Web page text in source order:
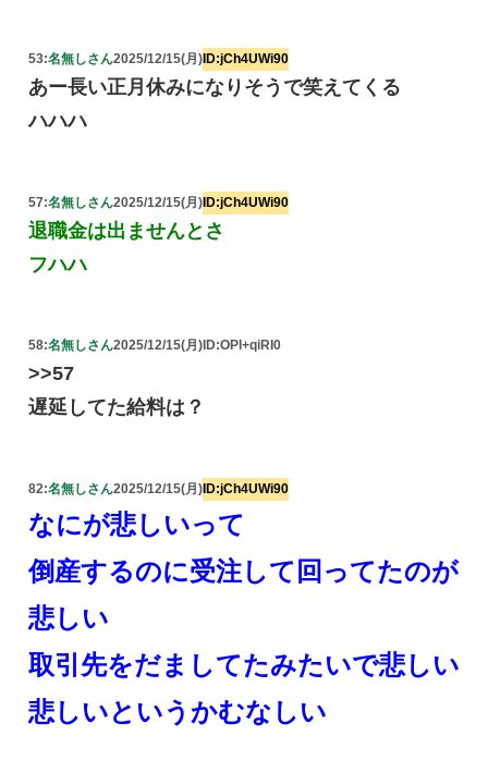
53:名無しさん2025/12/15(月)ID:jCh4UWi90
あー長い正月休みになりそうで笑えてくる
ハハハ
57:名無しさん2025/12/15(月)ID:jCh4UWi90
退職金は出ませんとさ
フハハ
58:名無しさん2025/12/15(月) ID:OPl+qiRI0
>>57
遅延してた給料は？
82:名無しさん2025/12/15(月) ID:jCh4UWi90
なにが悲しいって
倒産するのに受注して回ってたのが
悲しい
取引先をだましてたみたいで悲しい
悲しいというかむなしい